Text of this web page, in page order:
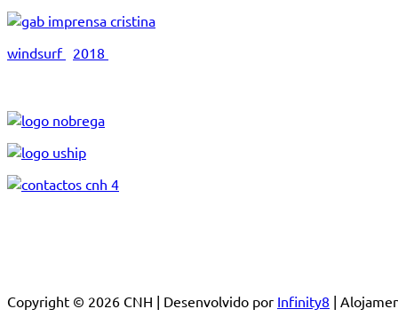
windsurf 2018
Copyright © 2026 CNH | Desenvolvido por Infinity8 |